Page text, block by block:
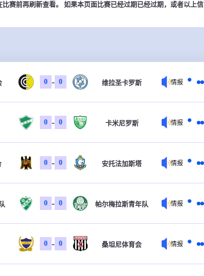
赛前再刷新查看。 如果本页面比赛已经过期已经过期，或者以上信
0 - 0 维拉圣卡罗斯 情报
0 - 0 卡米尼罗斯 情报
0 - 0 安托法加斯塔 情报
0 - 0 帕尔梅拉斯青年队 情报
0 - 0 桑坦尼体育会 情报